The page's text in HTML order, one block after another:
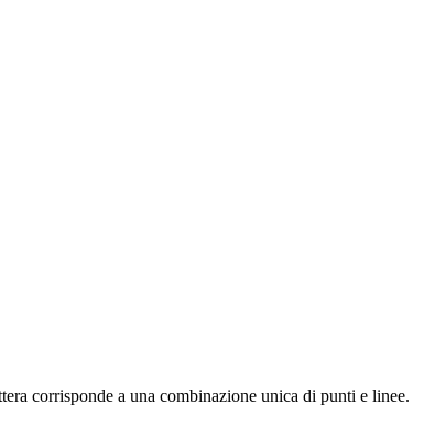
corrisponde a una combinazione unica di punti e linee.